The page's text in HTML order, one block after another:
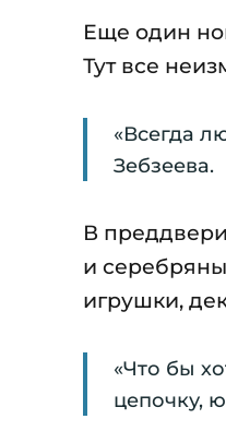
Еще один
Тут все
«Всегда
Зебзеева.
В
и
игрушки,
«Что бы
цепочку,